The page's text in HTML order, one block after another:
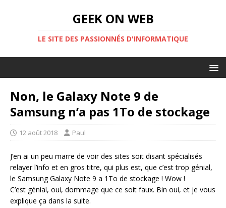
GEEK ON WEB
LE SITE DES PASSIONNÉS D'INFORMATIQUE
Non, le Galaxy Note 9 de
Samsung n’a pas 1To de stockage
12 août 2018 Paul
J’en ai un peu marre de voir des sites soit disant spécialisés
relayer l’info et en gros titre, qui plus est, que c’est trop génial,
le Samsung Galaxy Note 9 a 1To de stockage ! Wow !
C’est génial, oui, dommage que ce soit faux. Bin oui, et je vous
explique ça dans la suite.